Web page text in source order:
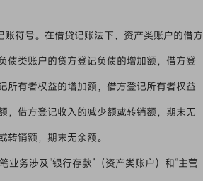
账符号。在借贷记账法下，资产类账户的借方
债类账户的贷方登记负债的增加额，借方登
所有者权益的增加额，借方登记所有者权益
，借方登记收入的减少额或转销额，期末无
销额，期末无余额。
务涉及“银行存款”（资产类账户）和“主营